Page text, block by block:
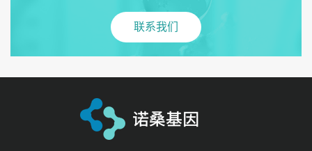
联系我们